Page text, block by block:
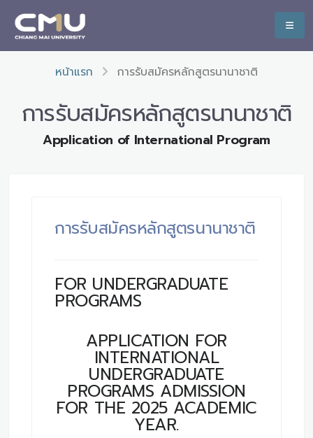
หน้าแรก การรับสมัครหลักสูตรนานาชาติ
การรับสมัครหลักสูตรนานาชาติ
Application of International Program
การรับสมัครหลักสูตรนานาชาติ
FOR UNDERGRADUATE
PROGRAMS
APPLICATION FOR
INTERNATIONAL
UNDERGRADUATE
PROGRAMS ADMISSION
FOR THE 2025 ACADEMIC
YEAR.